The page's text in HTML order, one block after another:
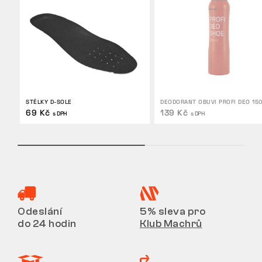
STÉLKY D-SOLE
69 Kč s DPH
DEODORANT OBUVI PROFI DEO
139 Kč s DPH
Odeslání
do 24 hodin
5% sleva pro
Klub Machrů